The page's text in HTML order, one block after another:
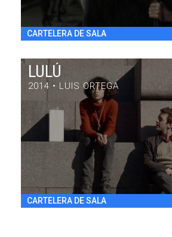
CARTELERA DE SALA
LULÚ
2014 • LUIS ORTEGA
CARTELERA DE SALA
LULÚ
DRAMA / 84' / ARGENTINA / 2014
VIE 31/7 20:30h